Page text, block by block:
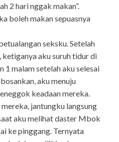
2 hari nggak makan”.
boleh makan sepuasnya
seksku. Setelah
ketiganya aku suruh tidur di
1 malam setelah aku selesai
aku menuju
keadaan mereka.
jantungku langsung
aku melihat daster Mbok
ke pinggang. Ternyata